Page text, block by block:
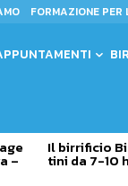
FORMAZIONE PER
–
Il birrificio
tini da 7-10